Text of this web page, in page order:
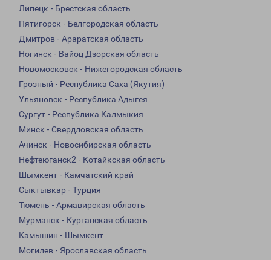
Липецк - Брестская область
Пятигорск - Белгородская область
Дмитров - Араратская область
Ногинск - Вайоц Дзорская область
Новомосковск - Нижегородская область
Грозный - Республика Саха (Якутия)
Ульяновск - Республика Адыгея
Сургут - Республика Калмыкия
Минск - Свердловская область
Ачинск - Новосибирская область
Нефтеюганск2 - Котайкская область
Шымкент - Камчатский край
Сыктывкар - Турция
Тюмень - Армавирская область
Мурманск - Курганская область
Камышин - Шымкент
Могилев - Ярославская область